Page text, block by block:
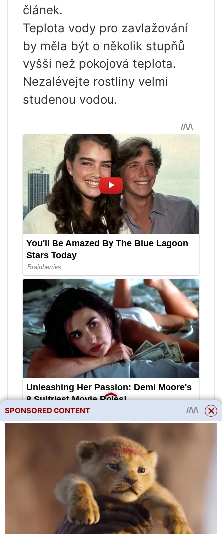
článek.
Teplota vody pro zavlažování
by měla být o několik stupňů
vyšší než pokojová teplota.
Nezalévejte rostliny velmi
studenou vodou.
SPONSORED CONTENT